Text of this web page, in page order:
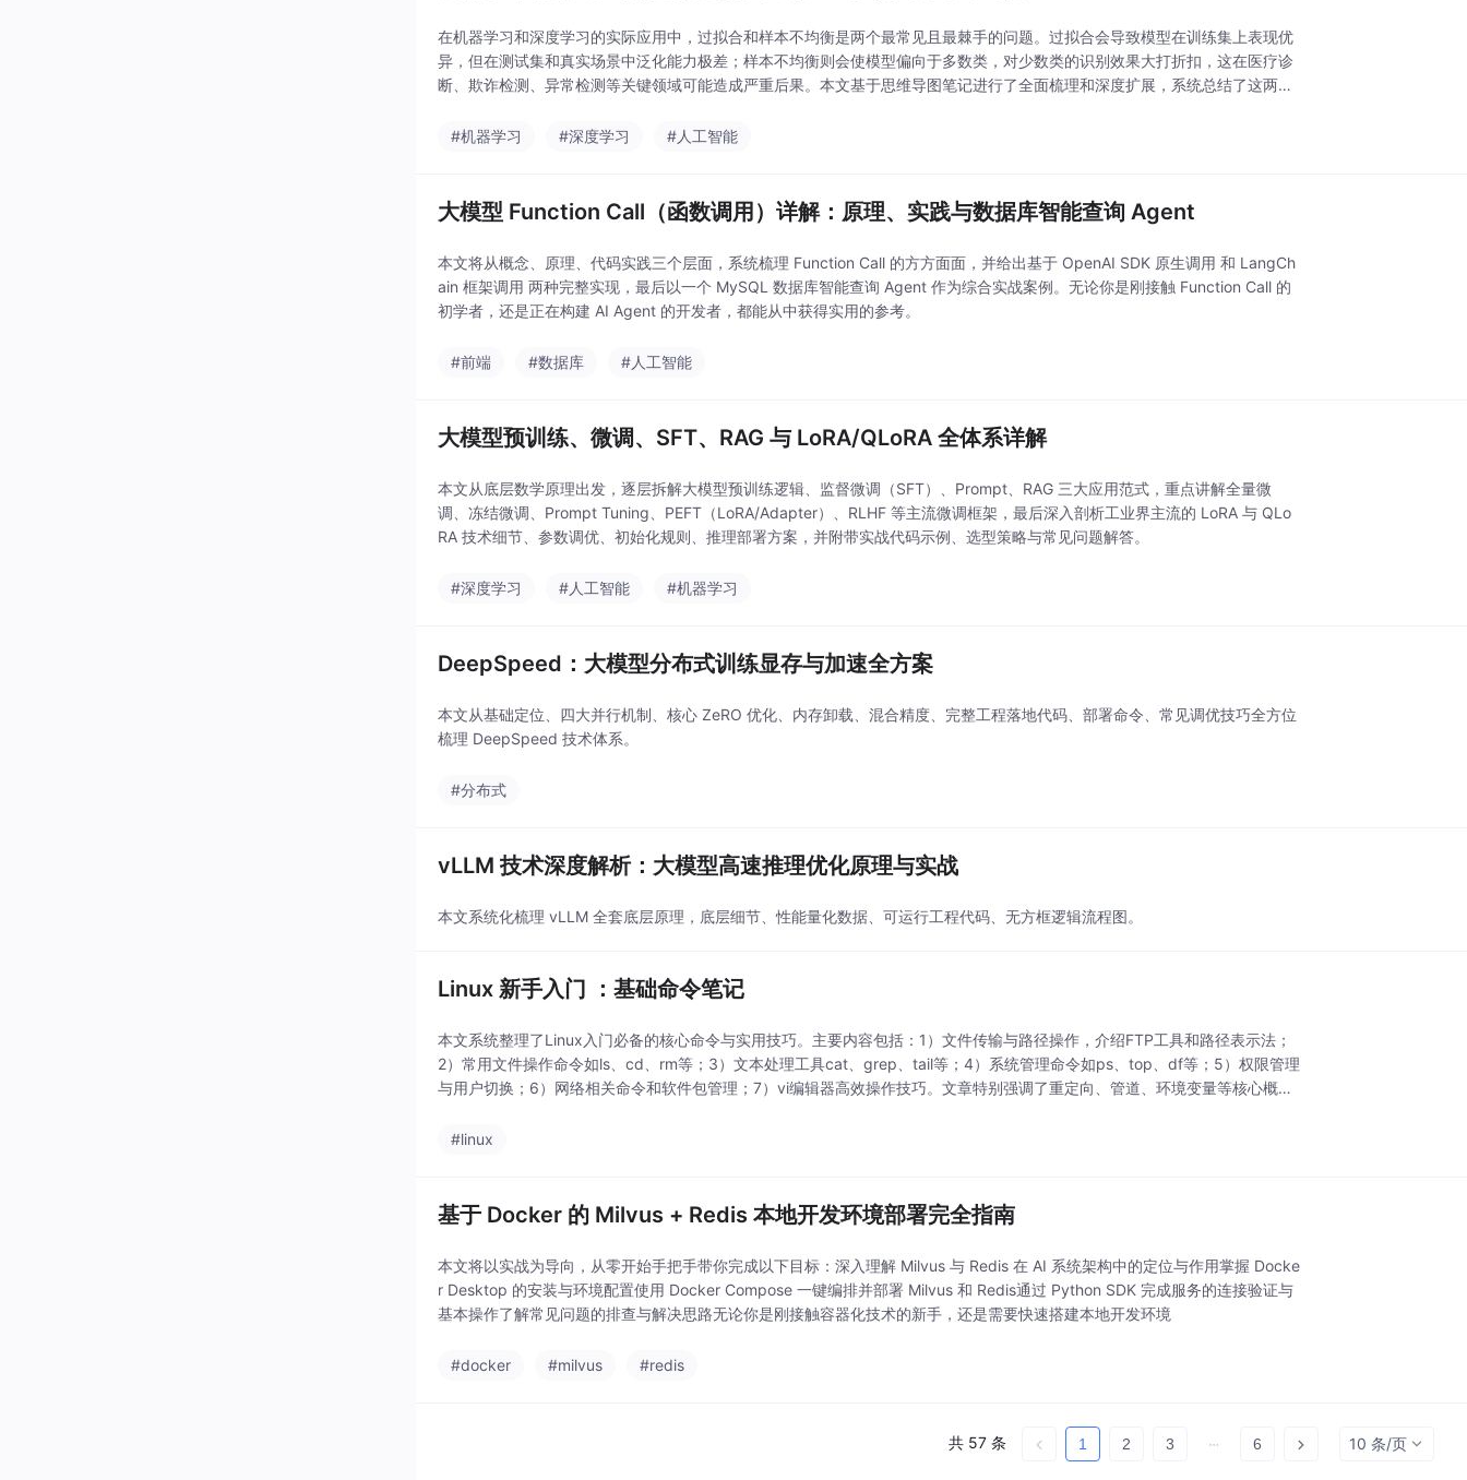
在机器学习和深度学习的实际应用中，过拟合和样本不均衡是两个最常见且最棘手的问题。过拟合会导致模型在训练集上表现优
异，但在测试集和真实场景中泛化能力极差；样本不均衡则会使模型偏向于多数类，对少数类的识别效果大打折扣，这在医疗诊
断、欺诈检测、异常检测等关键领域可能造成严重后果。本文基于思维导图笔记进行了全面梳理和深度扩展，系统总结了这两个
#机器学习
#深度学习 #人工智能
大模型 Function Call（函数调用）详解：原理、实践与数据库智能查询 Agent
本文将从概念、原理、代码实践三个层面，系统梳理 Function Call 的方方面面，并给出基于 OpenAI SDK 原生调用 和 LangCh
ain 框架调用 两种完整实现，最后以一个 MySQL 数据库智能查询 Agent 作为综合实战案例。无论你是刚接触 Function Call 的
初学者，还是正在构建 AI Agent 的开发者，都能从中获得实用的参考。
#前端 #数据库 #人工智能
大模型预训练、微调、SFT、RAG 与 LoRA/QLoRA 全体系详解
本文从底层数学原理出发，逐层拆解大模型预训练逻辑、监督微调（SFT）、Prompt、RAG 三大应用范式，重点讲解全量微
调、冻结微调、Prompt Tuning、PEFT（LoRA/Adapter）、RLHF 等主流微调框架，最后深入剖析工业界主流的 LoRA 与 QLo
RA 技术细节、参数调优、初始化规则、推理部署方案，并附带实战代码示例、选型策略与常见问题解答。
#深度学习 #人工智能 #机器学习
DeepSpeed：大模型分布式训练显存与加速全方案
本文从基础定位、四大并行机制、核心 ZeRO 优化、内存卸载、混合精度、完整工程落地代码、部署命令、常见调优技巧全方位
梳理 DeepSpeed 技术体系。
#分布式
vLLM 技术深度解析：大模型高速推理优化原理与实战
本文系统化梳理 vLLM 全套底层原理，底层细节、性能量化数据、可运行工程代码、无方框逻辑流程图。
Linux 新手入门 ：基础命令笔记
本文系统整理了Linux入门必备的核心命令与实用技巧。主要内容包括：1）文件传输与路径操作，介绍FTP工具和路径表示法；
2）常用文件操作命令如ls、cd、rm等；3）文本处理工具cat、grep、tail等；4）系统管理命令如ps、top、df等；5）权限管理
与用户切换；6）网络相关命令和软件包管理；7）vi编辑器高效操作技巧。文章特别强调了重定向、管道、环境变量等核心概
#linux
基于 Docker 的 Milvus + Redis 本地开发环境部署完全指南
本文将以实战为导向，从零开始手把手带你完成以下目标：深入理解 Milvus 与 Redis 在 AI 系统架构中的定位与作用掌握 Docke
r Desktop 的安装与环境配置使用 Docker Compose 一键编排并部署 Milvus 和 Redis通过 Python SDK 完成服务的连接验证与
基本操作了解常见问题的排查与解决思路无论你是刚接触容器化技术的新手，还是需要快速搭建本地开发环境
#docker #milvus #redis
共 57 条 1 2 3 6 10 条/页